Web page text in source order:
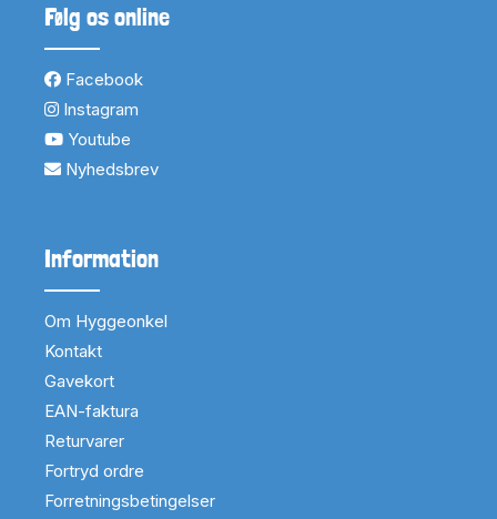
Følg os online
Facebook
Instagram
Youtube
Nyhedsbrev
Information
Om Hyggeonkel
Kontakt
Gavekort
EAN-faktura
Returvarer
Fortryd ordre
Forretningsbetingelser